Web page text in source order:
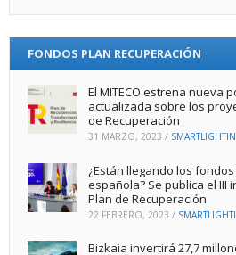
FONDOS PLAN RECUPERACIÓN
El MITECO estrena nueva
actualizada sobre los
de Recuperación
31 MARZO, 2023 /
¿Están llegando los
española? Se publica el III
Plan de Recuperación
22 FEBRERO, 2023 /
Bizkaia invertirá 27,7